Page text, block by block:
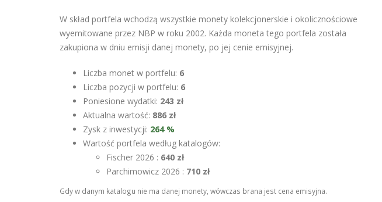
W skład portfela wchodzą wszystkie monety kolekcjonerskie i okolicznościowe
wyemitowane przez NBP w roku 2002. Każda moneta tego portfela została
zakupiona w dniu emisji danej monety, po jej cenie emisyjnej.
Liczba monet w portfelu: 6
Liczba pozycji w portfelu: 6
Poniesione wydatki: 243 zł
Aktualna wartość: 886 zł
Zysk z inwestycji: 264 %
Wartość portfela według katalogów:
Fischer 2026 : 640 zł
Parchimowicz 2026 : 710 zł
Gdy w danym katalogu nie ma danej monety, wówczas brana jest cena emisyjna.